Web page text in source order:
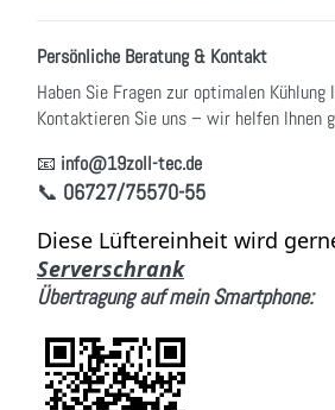
Persönliche Beratung & Kontakt
Haben Sie Fragen zur optimalen Kühlung
Kontaktieren Sie uns – wir helfen Ihnen
📧 info@19zoll-tec.de
📞 06727/75570-55
Diese Lüftereinheit wird
Serverschrank
Übertragung auf mein Smartphone: